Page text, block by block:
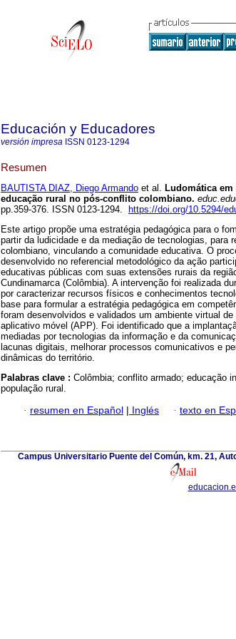
Educación y Educadores
versión impresa ISSN 0123-1294
Resumen
BAUTISTA DIAZ, Diego Armando et al. Ludomática
educação rural no pós-conflito colombiano.
pp.359-376. ISSN 0123-1294.
https://doi.org/10.5294/
Este artigo propõe uma estratégia pedagógica para o
partir da ludicidade e da mediação de tecnologias, para
colombiano, vinculando a comunidade educativa. O
desenvolvido no referencial metodológico da ação
educativas públicas com suas extensões rurais da
Cundinamarca (Colômbia). A intervenção foi realizada
por caracterizar recursos físicos e conhecimentos
base para formular a estratégia pedagógica em
foram desenvolvidos e validados um ambiente virtual de
aplicativo móvel (APP). Foi identificado que a
mediadas por tecnologias da informação e da
lacunas digitais, melhorar processos comunicativos e
dinâmicas do território.
Palabras clave : Colômbia; conflito armado; educação
população rural.
· resumen en Español | Inglés · texto en
Campus Universitario Puente del Común, km. 21,